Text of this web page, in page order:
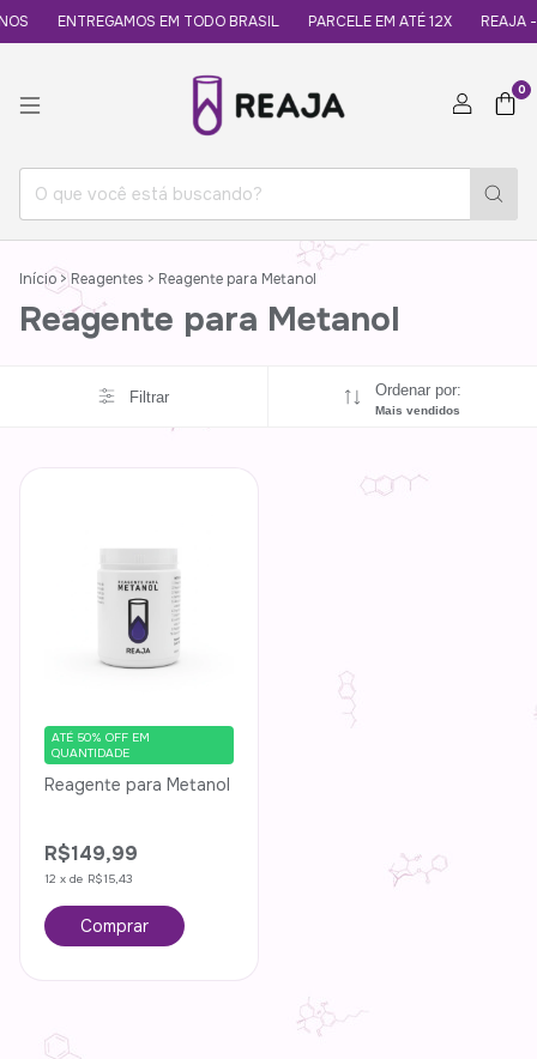
ENTREGAMOS EM TODO BRASIL PARCELE EM ATÉ 12X REAJA
0
Início> Reagentes > Reagente para Metanol
Reagente para Metanol
Filtrar Ordenar por:
Mais vendidos
Reagente para Metanol
R$149,99
12 x de R$15,43
ATÉ 50% OFF EM
QUANTIDADE